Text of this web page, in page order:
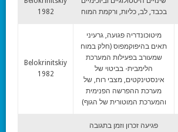
בכבד, לב, כליות, ורקמת המוח
1982
מיטוכונדריה פגועה, גרעיני
תאים בהיפוקמפוס (חלק במוח
שמעורב בפעילות המערכת
הלימבית- בביטוי של
אינסטינקטים, מצבי רוח, של
מערכת ההפרשה הפנימית
והמערכת המוטורית של הגוף)
Belokrinitskiy
1982
פגיעה זכרון וזמן בתגובה